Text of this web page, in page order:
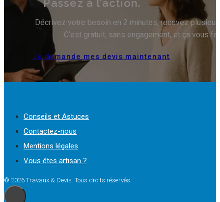
Passez à l’action.
Décrivez votre besoin en 2 minutes, recevez
C’est gratuit, sans engagement, et ça vous
Je demande mes devis maintenant
Conseils et Astuces
Contactez-nous
Mentions légales
Vous êtes artisan ?
© 2026 Travaux & Devis. Tous droits réservés.